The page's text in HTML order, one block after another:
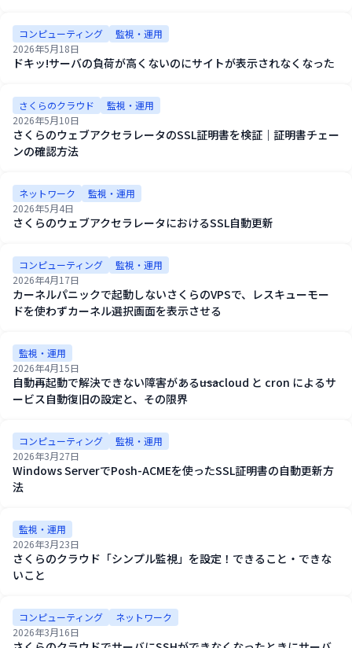
コンピューティング
監視・運用
2026年5月18日
ドキッ!サーバの負荷が高くないのにサイトが表示されなくなった
さくらのクラウド
監視・運用
2026年5月10日
さくらのウェブアクセラレータのSSL証明書を検証｜証明書チェー
ンの確認方法
ネットワーク
監視・運用
2026年5月4日
さくらのウェブアクセラレータにおけるSSL自動更新
コンピューティング
監視・運用
2026年4月17日
カーネルパニックで起動しないさくらのVPSで、レスキューモー
ドを使わずカーネル選択画面を表示させる
監視・運用
2026年4月15日
自動再起動で解決できない障害がある――usacloud と cron によるサ
ービス自動復旧の設定と、その限界
コンピューティング
監視・運用
2026年3月27日
Windows ServerでPosh-ACMEを使ったSSL証明書の自動更新方
法
監視・運用
2026年3月23日
さくらのクラウド「シンプル監視」を設定！できること・できな
いこと
コンピューティング
ネットワーク
2026年3月16日